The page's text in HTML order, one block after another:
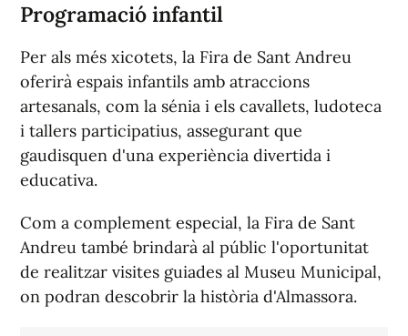
Programació infantil
Per als més xicotets, la Fira de Sant Andreu
oferirà espais infantils amb atraccions
artesanals, com la sénia i els cavallets, ludoteca
i tallers participatius, assegurant que
gaudisquen d'una experiència divertida i
educativa.
Com a complement especial, la Fira de Sant
Andreu també brindarà al públic l'oportunitat
de realitzar visites guiades al Museu Municipal,
on podran descobrir la història d'Almassora.